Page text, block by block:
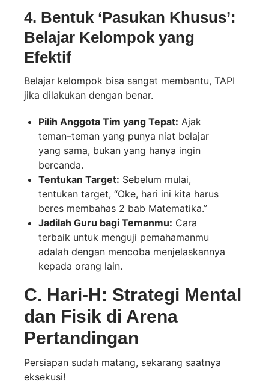
4. Bentuk ‘Pasukan Khusus’:
Belajar Kelompok yang
Efektif
Belajar kelompok bisa sangat membantu, TAPI
jika dilakukan dengan benar.
Pilih Anggota Tim yang Tepat: Ajak
teman–teman yang punya niat belajar
yang sama, bukan yang hanya ingin
bercanda.
Tentukan Target: Sebelum mulai,
tentukan target, “Oke, hari ini kita harus
beres membahas 2 bab Matematika.”
Jadilah Guru bagi Temanmu: Cara
terbaik untuk menguji pemahamanmu
adalah dengan mencoba menjelaskannya
kepada orang lain.
C. Hari-H: Strategi Mental
dan Fisik di Arena
Pertandingan
Persiapan sudah matang, sekarang saatnya
eksekusi!